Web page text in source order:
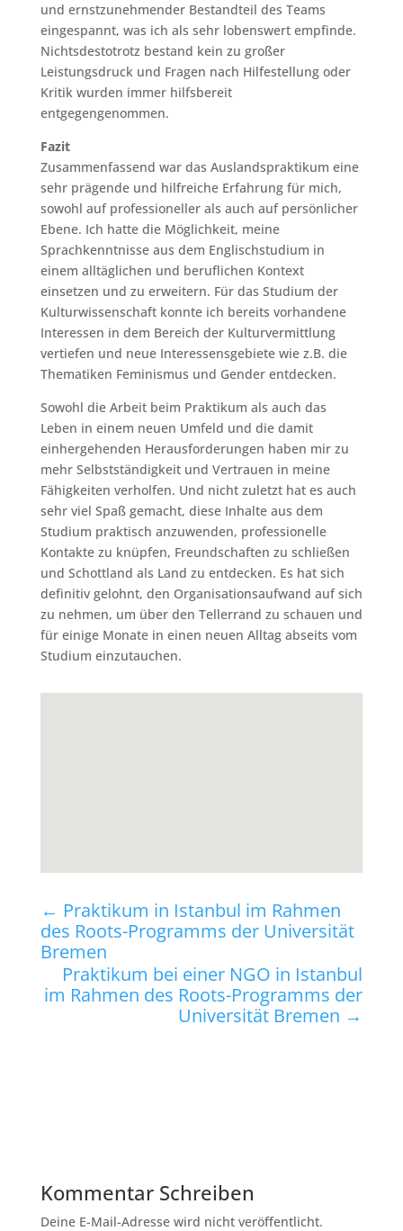
und ernstzunehmender Bestandteil des Teams
eingespannt, was ich als sehr lobenswert empfinde.
Nichtsdestotrotz bestand kein zu großer
Leistungsdruck und Fragen nach Hilfestellung oder
Kritik wurden immer hilfsbereit
entgegengenommen.
Fazit
Zusammenfassend war das Auslandspraktikum eine
sehr prägende und hilfreiche Erfahrung für mich,
sowohl auf professioneller als auch auf persönlicher
Ebene. Ich hatte die Möglichkeit, meine
Sprachkenntnisse aus dem Englischstudium in
einem alltäglichen und beruflichen Kontext
einsetzen und zu erweitern. Für das Studium der
Kulturwissenschaft konnte ich bereits vorhandene
Interessen in dem Bereich der Kulturvermittlung
vertiefen und neue Interessensgebiete wie z.B. die
Thematiken Feminismus und Gender entdecken.
Sowohl die Arbeit beim Praktikum als auch das
Leben in einem neuen Umfeld und die damit
einhergehenden Herausforderungen haben mir zu
mehr Selbstständigkeit und Vertrauen in meine
Fähigkeiten verholfen. Und nicht zuletzt hat es auch
sehr viel Spaß gemacht, diese Inhalte aus dem
Studium praktisch anzuwenden, professionelle
Kontakte zu knüpfen, Freundschaften zu schließen
und Schottland als Land zu entdecken. Es hat sich
definitiv gelohnt, den Organisationsaufwand auf sich
zu nehmen, um über den Tellerrand zu schauen und
für einige Monate in einen neuen Alltag abseits vom
Studium einzutauchen.
← Praktikum in Istanbul im Rahmen
des Roots-Programms der Universität
Bremen
Praktikum bei einer NGO in Istanbul
im Rahmen des Roots-Programms der
Universität Bremen →
Kommentar Schreiben
Deine E-Mail-Adresse wird nicht veröffentlicht.